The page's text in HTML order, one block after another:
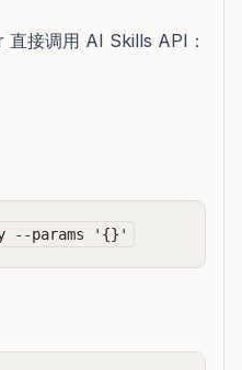
接调用 AI Skills API：